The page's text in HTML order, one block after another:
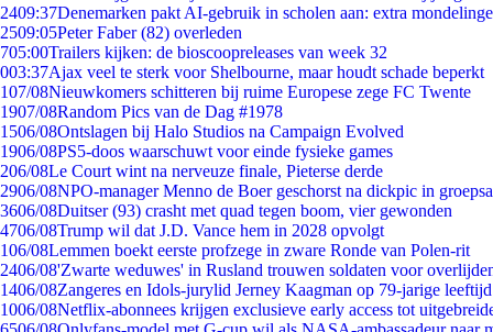
2409:37Denemarken pakt AI-gebruik in scholen aan: extra
2509:05Peter Faber (82) overleden
705:00Trailers kijken: de bioscoopreleases van week 32
003:37Ajax veel te sterk voor Shelbourne, maar houdt schade beperkt
107/08Nieuwkomers schitteren bij ruime Europese zege FC Twente
1907/08Random Pics van de Dag #1978
1506/08Ontslagen bij Halo Studios na Campaign Evolved
1906/08PS5-doos waarschuwt voor einde fysieke games
206/08Le Court wint na nerveuze finale, Pieterse derde
2906/08NPO-manager Menno de Boer geschorst na dickpic in
3606/08Duitser (93) crasht met quad tegen boom, vier gewonden
4706/08Trump wil dat J.D. Vance hem in 2028 opvolgt
106/08Lemmen boekt eerste profzege in zware Ronde van Polen-rit
2406/08'Zwarte weduwes' in Rusland trouwen soldaten voor
1406/08Zangeres en Idols-jurylid Jerney Kaagman op 79-jarige
1006/08Netflix-abonnees krijgen exclusieve early access tot